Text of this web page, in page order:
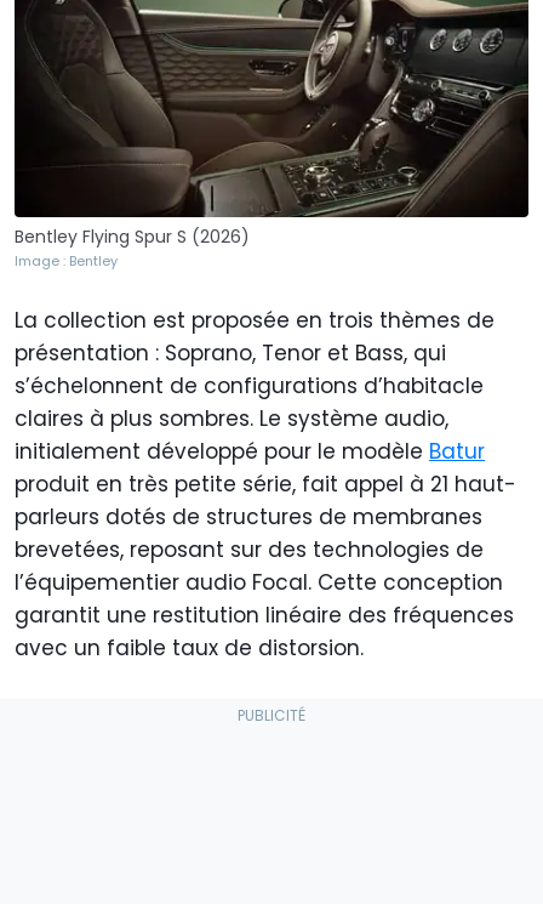
Bentley Flying Spur S (2026)
Image : Bentley
La collection est proposée en trois thèmes de
présentation : Soprano, Tenor et Bass, qui
s’échelonnent de configurations d’habitacle
claires à plus sombres. Le système audio,
initialement développé pour le modèle Batur
produit en très petite série, fait appel à 21 haut-
parleurs dotés de structures de membranes
brevetées, reposant sur des technologies de
l’équipementier audio Focal. Cette conception
garantit une restitution linéaire des fréquences
avec un faible taux de distorsion.